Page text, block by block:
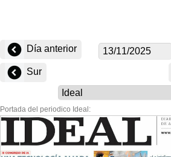
Día anterior
Sur
Portada del periodico Ideal: